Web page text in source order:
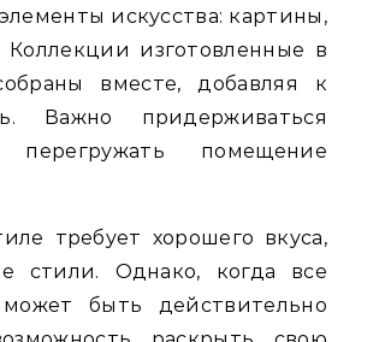
искусства: картины,
изготовленные в
вместе, добавляя к
Важно придерживаться
помещение
требует хорошего вкуса,
стили. Однако, когда все
быть действительно